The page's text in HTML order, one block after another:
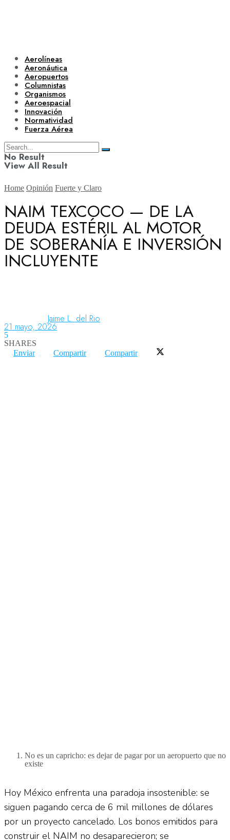
Aerolíneas
Aeronáutica
Aeropuertos
Columnistas
Organismos
Aeroespacial
Innovación
Normatividad
Fuerza Aérea
No Result
View All Result
Aerolíneas
Aeronáutica
Home Opinión Fuerte y Claro
NAIM TEXCOCO — DE LA
DEUDA ESTÉRIL AL MOTOR
DE SOBERANÍA E INVERSIÓN
INCLUYENTE
Jaime L. del Rio
21 mayo, 2026
5
SHARES
Enviar
Compartir Compartir
No es un capricho: es dejar de pagar por un aeropuerto que no
existe
Hoy México enfrenta una paradoja insostenible: se
siguen pagando cerca de 6 mil millones de dólares
por un proyecto cancelado. Los bonos emitidos para
construir el NAIM no desaparecieron; se